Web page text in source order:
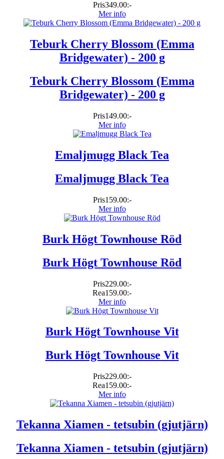
Pris349.00:-
Mer info
Teburk Cherry Blossom (Emma
Bridgewater) - 200 g
Teburk Cherry Blossom (Emma
Bridgewater) - 200 g
Pris149.00:-
Mer info
Emaljmugg Black Tea
Emaljmugg Black Tea
Pris159.00:-
Mer info
Burk Högt Townhouse Röd
Burk Högt Townhouse Röd
Pris229.00:-
Rea159.00:-
Mer info
Burk Högt Townhouse Vit
Burk Högt Townhouse Vit
Pris229.00:-
Rea159.00:-
Mer info
Tekanna Xiamen - tetsubin (gjutjärn)
Tekanna Xiamen - tetsubin (gjutjärn)